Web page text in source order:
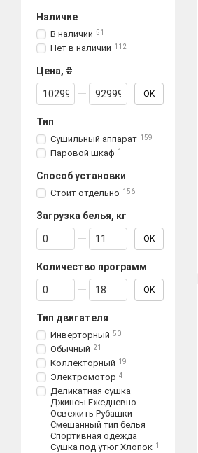
Наличие
В наличии 51
Нет в наличии 112
Цена, ₴
От Цена, ₴
До Цена, ₴ OK
Тип
Сушильный аппарат 159
Паровой шкаф 1
Способ установки
Стоит отдельно 156
Загрузка белья, кг
От Загрузка белья, кг
До Загрузка белья, кг OK
Количество программ
От Количество программ
До Количество программ
OK
Тип двигателя
Инверторный 50
Обычный 21
Коллекторный 19
Электромотор 4
Деликатная сушка
Джинсы Ежедневно
Освежить Рубашки
Смешанный тип белья
Спортивная одежда
Сушка под утюг Хлопок 1